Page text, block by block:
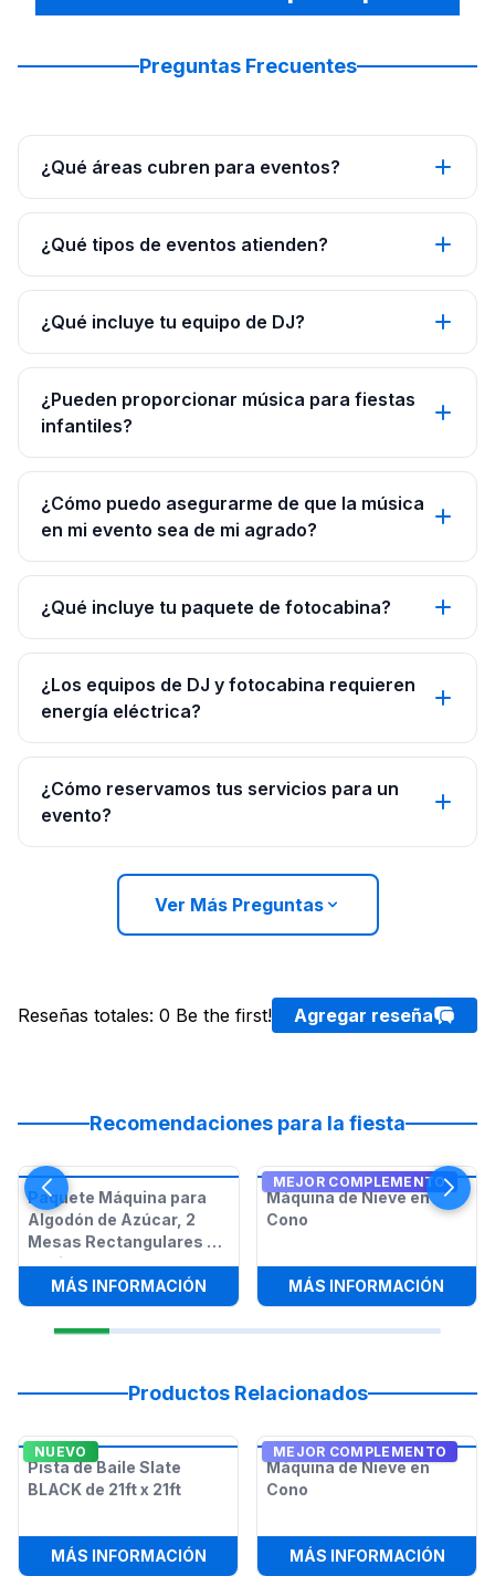
Preguntas Frecuentes
¿Qué áreas cubren para eventos?
¿Qué tipos de eventos atienden?
¿Qué incluye tu equipo de DJ?
¿Pueden proporcionar música para fiestas
infantiles?
¿Cómo puedo asegurarme de que la música
en mi evento sea de mi agrado?
¿Qué incluye tu paquete de fotocabina?
¿Los equipos de DJ y fotocabina requieren
energía eléctrica?
¿Cómo reservamos tus servicios para un
evento?
Ver Más Preguntas
Reseñas totales: 0 Be the first! Agregar reseña
Recomendaciones para la fiesta
Paquete Máquina para
Algodón de Azúcar, 2
Mesas Rectangulares y
12 Sillas
MÁS INFORMACIÓN: PAQUETE MÁQUINA PARA
MEJOR COMPLEMENTO
Máquina de Nieve en
Cono
MÁS INFORMACIÓN
Productos Relacionados
NUEVO
Pista de Baile Slate
BLACK de 21ft x 21ft
MÁS INFORMACIÓN: PISTA DE BAILE SLATE BLACK DE
MEJOR COMPLEMENTO
Máquina de Nieve en
Cono
MÁS INFORMACIÓN: